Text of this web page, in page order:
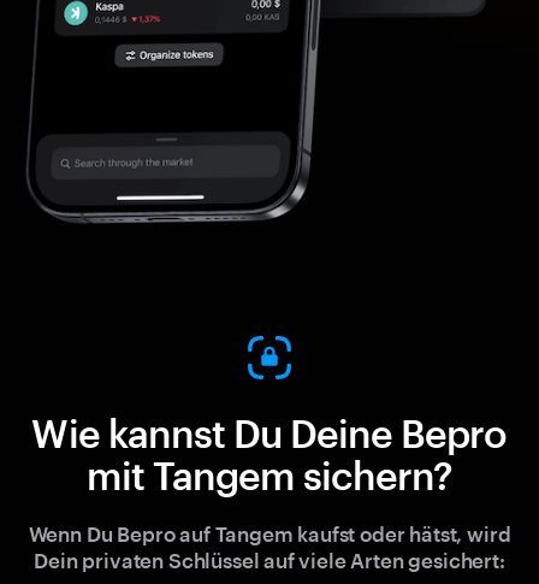
Wie kannst Du Deine Bepro
mit Tangem sichern?
Wenn Du Bepro auf Tangem kaufst oder hätst, wird
Dein privaten Schlüssel auf viele Arten gesichert: